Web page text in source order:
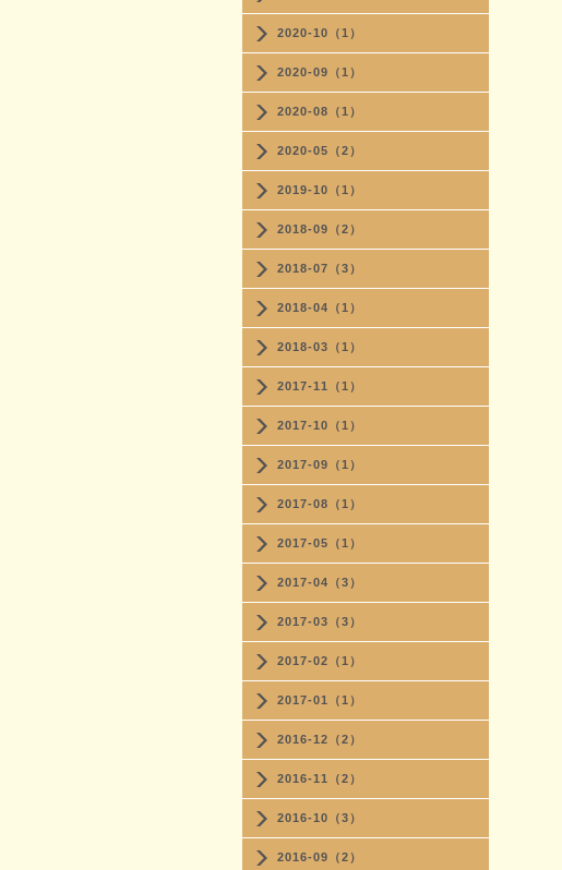
2020-10（1）
2020-09（1）
2020-08（1）
2020-05（2）
2019-10（1）
2018-09（2）
2018-07（3）
2018-04（1）
2018-03（1）
2017-11（1）
2017-10（1）
2017-09（1）
2017-08（1）
2017-05（1）
2017-04（3）
2017-03（3）
2017-02（1）
2017-01（1）
2016-12（2）
2016-11（2）
2016-10（3）
2016-09（2）